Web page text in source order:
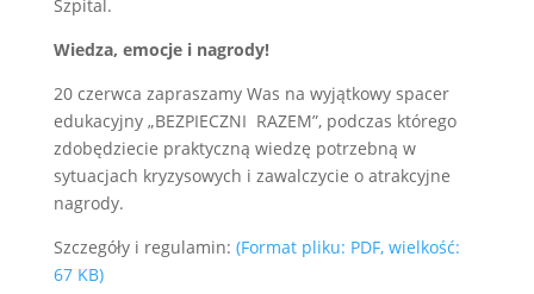
Wiedza, emocje i nagrody!
20 czerwca zapraszamy Was na wyjątkowy spacer
edukacyjny „BEZPIECZNI RAZEM”, podczas którego
zdobędziecie praktyczną wiedzę potrzebną w
sytuacjach kryzysowych i zawalczycie o atrakcyjne
nagrody.
Szczegóły i regulamin: (Format pliku: PDF, wielkość:
67 KB)